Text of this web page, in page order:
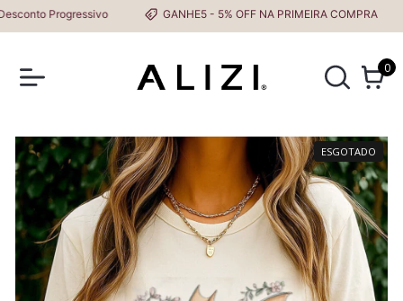
Progressivo GANHE5 - 5% OFF NA PRIMEIRA COMPRA
0
ESGOTADO